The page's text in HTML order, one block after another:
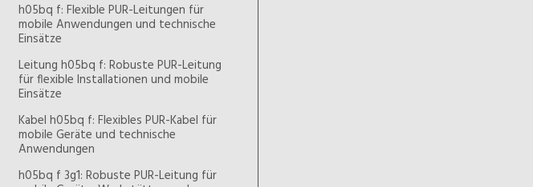
h05bq f: Flexible PUR-Leitungen für
mobile Anwendungen und technische
Einsätze
Leitung h05bq f: Robuste PUR-Leitung
für flexible Installationen und mobile
Einsätze
Kabel h05bq f: Flexibles PUR-Kabel für
mobile Geräte und technische
Anwendungen
h05bq f 3g1: Robuste PUR-Leitung für